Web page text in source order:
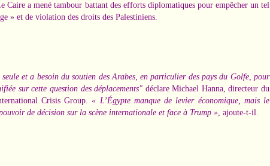
Caire a mené tambour battant des efforts diplomatiques pour empêcher un tel
» et de violation des droits des Palestiniens.
et a besoin du soutien des Arabes, en particulier des pays du Golfe, pour
sur cette question des déplacements" déclare Michael Hanna, directeur du
Crisis Group.« L’Égypte manque de levier économique, mais le
de décision sur la scène internationale et face à Trump », ajoute-t-il.